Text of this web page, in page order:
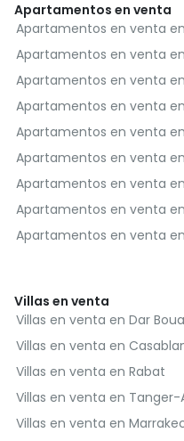
Bienes inmuebles en
Bienes inmuebles en venta
Bienes inmuebles en venta
Bienes inmuebles en
Bienes inmuebles en
Bienes inmuebles en
Bienes inmuebles en
Bienes inmuebles en venta
Bienes inmuebles en
Bienes inmuebles en venta
Bienes inmuebles en
Apartamentos en venta
Apartamentos en venta
Apartamentos en venta
Apartamentos en venta
Apartamentos en venta
Apartamentos en venta
Apartamentos en venta
Apartamentos en venta
Apartamentos en venta
Apartamentos en venta
Apartamentos en venta en
Apartamentos en venta en
Apartamentos en venta en
Apartamentos en venta
Apartamentos en venta en
Villas en venta
Villas en venta en Dar
Villas en venta en
Villas en venta en Rabat
Villas en venta en Tanger-
Villas en venta en